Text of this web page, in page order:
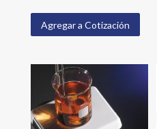
Agregar a Cotización